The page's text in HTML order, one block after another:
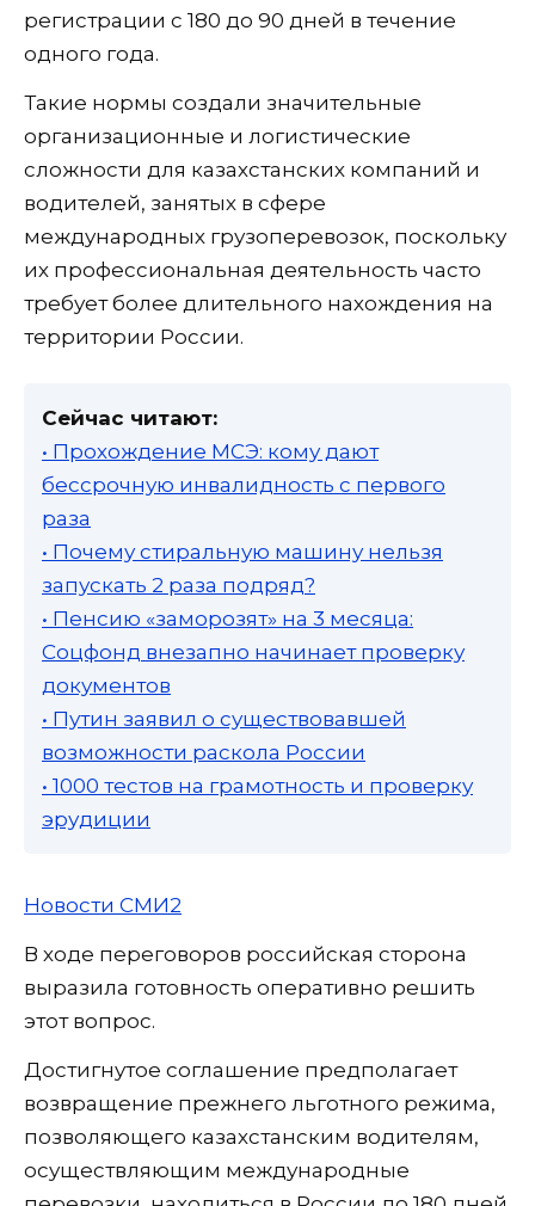
регистрации с 180 до 90 дней в течение
одного года.
Такие нормы создали значительные
организационные и логистические
сложности для казахстанских компаний и
водителей, занятых в сфере
международных грузоперевозок, поскольку
их профессиональная деятельность часто
требует более длительного нахождения на
территории России.
Сейчас читают:
• Прохождение МСЭ: кому дают
бессрочную инвалидность с первого
раза
• Почему стиральную машину нельзя
запускать 2 раза подряд?
• Пенсию «заморозят» на 3 месяца:
Соцфонд внезапно начинает проверку
документов
• Путин заявил о существовавшей
возможности раскола России
• 1000 тестов на грамотность и проверку
эрудиции
Новости СМИ2
В ходе переговоров российская сторона
выразила готовность оперативно решить
этот вопрос.
Достигнутое соглашение предполагает
возвращение прежнего льготного режима,
позволяющего казахстанским водителям,
осуществляющим международные